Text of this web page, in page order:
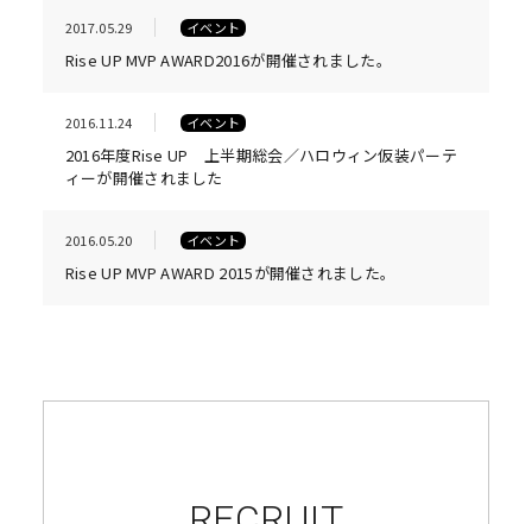
2017.05.29 イベント
Rise UP MVP AWARD2016が開催されました。
2016.11.24 イベント
2016年度Rise UP 上半期総会／ハロウィン仮装パーテ
ィーが開催されました
2016.05.20 イベント
Rise UP MVP AWARD 2015が開催されました。